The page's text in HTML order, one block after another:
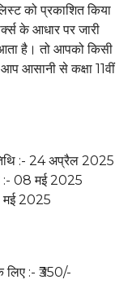
को प्रकाशित किया
के आधार पर जारी
है। तो आपको किसी
आसानी से कक्षा 11वीं
:- 24 अप्रैल 2025
:- 08 मई 2025
मई 2025
:- ₹350/-